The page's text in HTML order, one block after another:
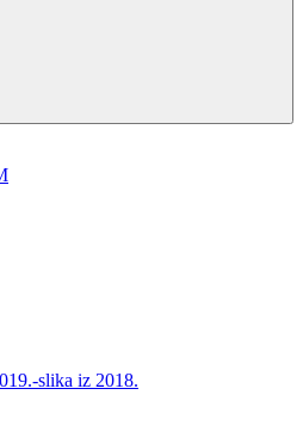
slika iz 2018.